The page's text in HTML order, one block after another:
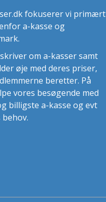
fokuserer vi primært
a-kasse og
om a-kasser samt
øje med deres priser,
beretter. På
vores besøgende med
billigste a-kasse og evt